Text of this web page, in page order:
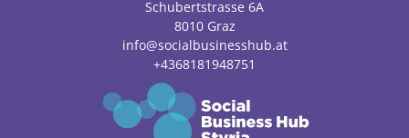
Schubertstrasse 6A
8010 Graz
info@socialbusinesshub.at
+4368181948751